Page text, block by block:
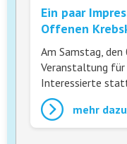
Ein paar
Offenen
Am Samstag,
Veranstaltung
Interessierte
mehr